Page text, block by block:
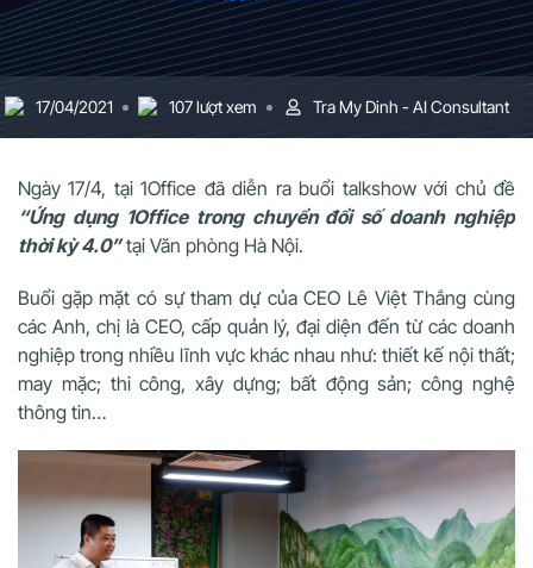
17/04/2021 107 lượt xem Tra My Dinh - AI Consultant
Ngày 17/4, tại 1Office đã diễn ra buổi talkshow với chủ đề
“Ứng dụng 1Office trong chuyển đổi số doanh nghiệp
thời kỳ 4.0”tại Văn phòng Hà Nội.
Buổi gặp mặt có sự tham dự của CEO Lê Việt Thắng cùng
các Anh, chị là CEO, cấp quản lý, đại diện đến từ các doanh
nghiệp trong nhiều lĩnh vực khác nhau như: thiết kế nội thất;
may mặc; thi công, xây dựng; bất động sản; công nghệ
thông tin…